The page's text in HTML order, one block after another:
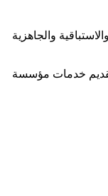
والجاهزية
خدمات مؤسسة